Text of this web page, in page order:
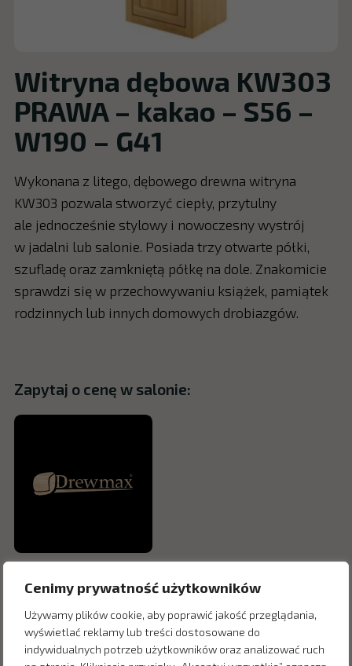
Cenimy prywatność użytkowników
Używamy plików cookie, aby poprawić jakość przeglądania,
wyświetlać reklamy lub treści dostosowane do
indywidualnych potrzeb użytkowników oraz analizować ruch
Witryna dębowa KW303
PRAWA – kakao – S56 –
W190 – G41
Wykonana z litego, dębowego drewna witryna
KW303 pozwala stworzyć ciepły, przytulny
ale jednocześnie stylowy i nowoczesny wystrój
w jadalni lub salonie. Posiada trzy otwarte półki,
szufladę oraz zamkniętą półkę na dole. Znakomicie
sprawdzi się w przechowywaniu książek, pamiątek
rodzinnych lub innych domowych drobiazgów.
Zapytaj o cenę w salonie: